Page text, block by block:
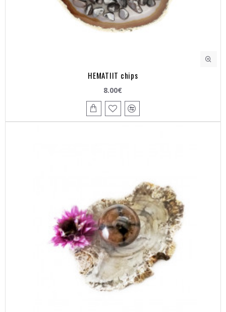
HEMATIIT chips
8.00€